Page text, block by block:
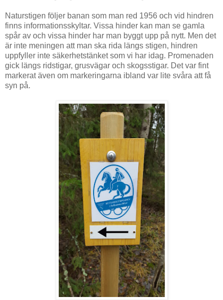
Naturstigen följer banan som man red 1956 och vid hindren
finns informationsskyltar. Vissa hinder kan man se gamla
spår av och vissa hinder har man byggt upp på nytt. Men det
är inte meningen att man ska rida längs stigen, hindren
uppfyller inte säkerhetstänket som vi har idag. Promenaden
gick längs ridstigar, grusvägar och skogsstigar. Det var fint
markerat även om markeringarna ibland var lite svåra att få
syn på.